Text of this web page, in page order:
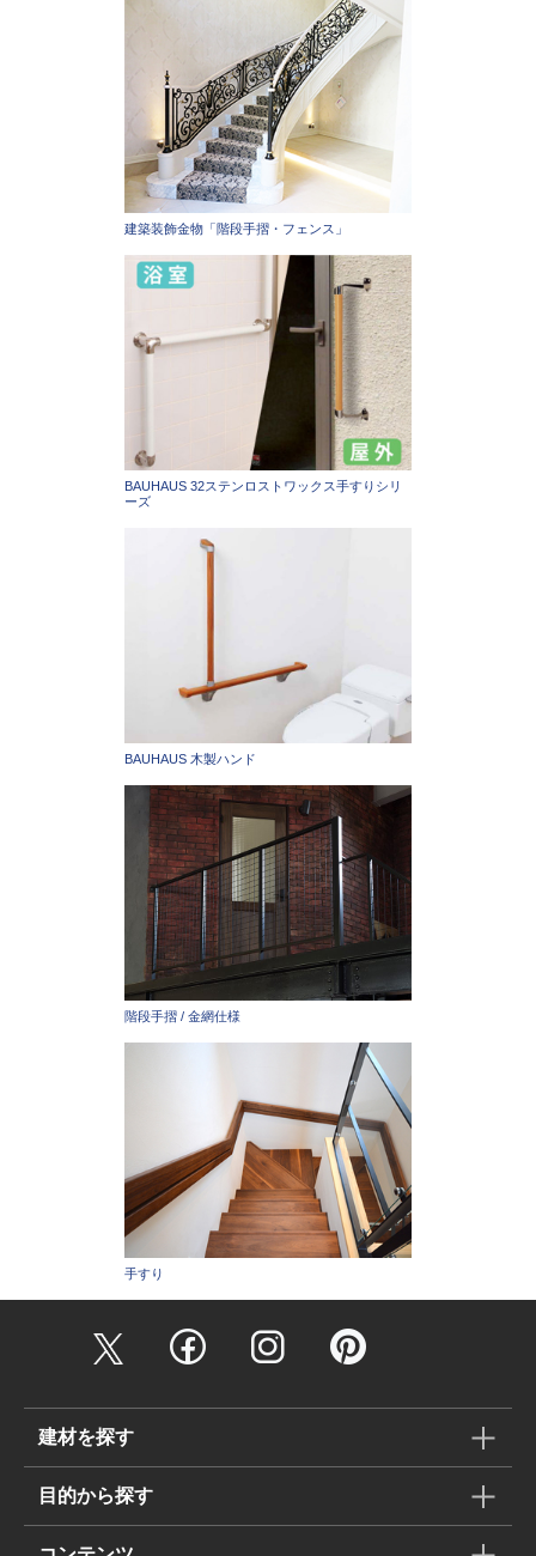
建築装飾金物「階段手摺・フェンス」
BAUHAUS 32ステンロストワックス手すりシリ
ーズ
BAUHAUS 木製ハンド
階段手摺 / 金網仕様
手すり
建材を探す
目的から探す